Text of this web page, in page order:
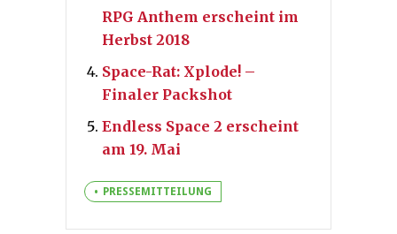
RPG Anthem erscheint im
Herbst 2018
Space-Rat: Xplode! –
Finaler Packshot
Endless Space 2 erscheint
am 19. Mai
PRESSEMITTEILUNG